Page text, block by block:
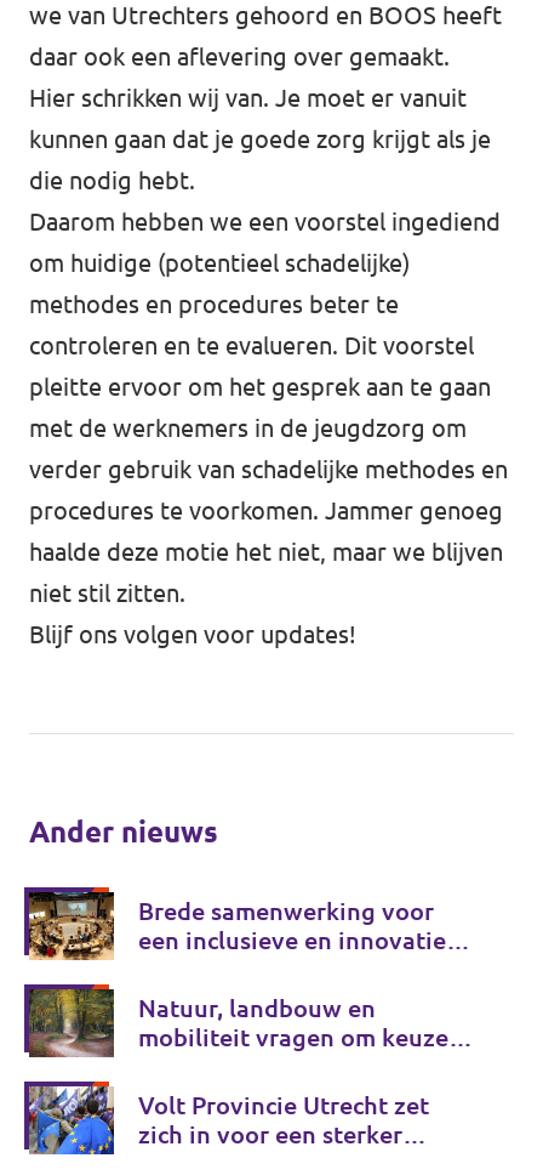
we van Utrechters gehoord en BOOS heeft
daar ook een aflevering over gemaakt.
Hier schrikken wij van. Je moet er vanuit
kunnen gaan dat je goede zorg krijgt als je
die nodig hebt.
Daarom hebben we een voorstel ingediend
om huidige (potentieel schadelijke)
methodes en procedures beter te
controleren en te evalueren. Dit voorstel
pleitte ervoor om het gesprek aan te gaan
met de werknemers in de jeugdzorg om
verder gebruik van schadelijke methodes en
procedures te voorkomen. Jammer genoeg
haalde deze motie het niet, maar we blijven
niet stil zitten.
Blijf ons volgen voor updates!
Ander nieuws
Brede samenwerking voor
een inclusieve en innovatieve
Natuur, landbouw en
mobiliteit vragen om keuzes
Volt Provincie Utrecht zet
zich in voor een sterker